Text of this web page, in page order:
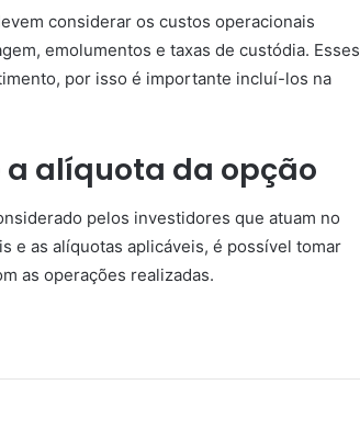
considerar os custos operacionais
emolumentos e taxas de custódia. Esses
por isso é importante incluí-los na
a alíquota da opção
pelos investidores que atuam no
e as alíquotas aplicáveis, é possível tomar
as operações realizadas.